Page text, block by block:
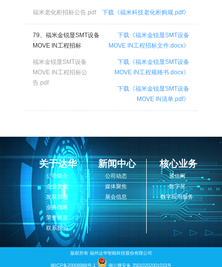
福米老化柜招标公告.pdf 下载《福米科技老化柜购规.pdf》
79、福米金锐显SMT设备
MOVE IN工程招标
福米金锐显SMT设备
MOVE IN工程招标公
告.pdf
下载《福米金锐显SMT设备
MOVE IN工程招标文件.docx》
下载《福米金锐显SMT设备
MOVE IN工程规格书.docx》
下载《福米金锐显SMT设备
MOVE IN清单.pdf》